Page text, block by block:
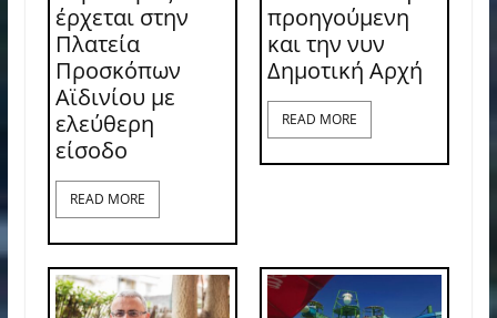
έρχεται στην
Πλατεία
Προσκόπων
Αϊδινίου με
ελεύθερη
είσοδο
READ MORE
προηγούμενη
και την νυν
Δημοτική Αρχή
READ MORE